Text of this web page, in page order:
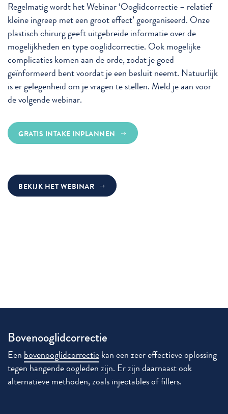
Regelmatig wordt het Webinar ‘Ooglidcorrectie – relatief
kleine ingreep met een groot effect’ georganiseerd. Onze
plastisch chirurg geeft uitgebreide informatie over de
mogelijkheden en type ooglidcorrectie. Ook mogelijke
complicaties komen aan de orde, zodat je goed
geïnformeerd bent voordat je een besluit neemt. Natuurlijk
is er gelegenheid om je vragen te stellen. Meld je aan voor
de volgende webinar.
GRATIS INTAKE INPLANNEN
BEKIJK HET WEBINAR
Bovenooglidcorrectie
Een bovenooglidcorrectie kan een zeer effectieve oplossing
tegen hangende oogleden zijn. Er zijn daarnaast ook
alternatieve methoden, zoals injectables of fillers.